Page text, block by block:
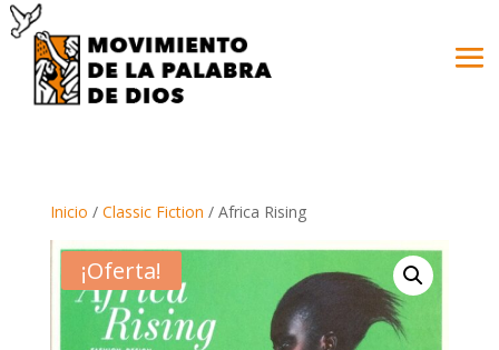
Inicio / Classic Fiction / Africa Rising
¡Oferta!